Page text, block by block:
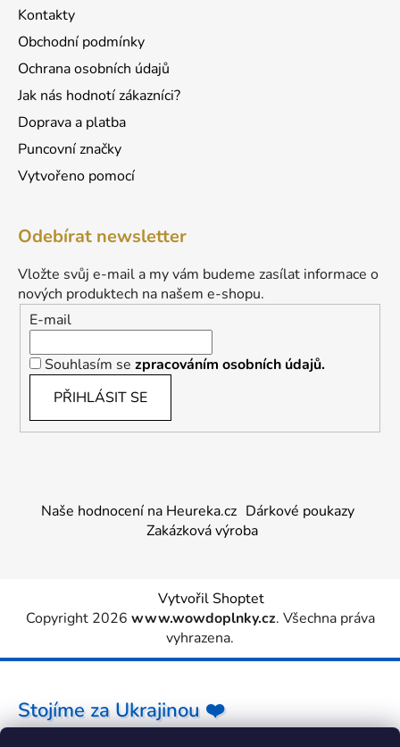
Kontakty
Obchodní podmínky
Ochrana osobních údajů
Jak nás hodnotí zákazníci?
Doprava a platba
Puncovní značky
Vytvořeno pomocí
Odebírat newsletter
Vložte svůj e-mail a my vám budeme zasílat informace o
nových produktech na našem e-shopu.
E-mail
Souhlasím se zpracováním osobních údajů.
PŘIHLÁSIT SE
Naše hodnocení na Heureka.cz Dárkové poukazy
Zakázková výroba
Vytvořil Shoptet
Copyright 2026 www.wowdoplnky.cz. Všechna práva
vyhrazena.
Stojíme za Ukrajinou ❤️